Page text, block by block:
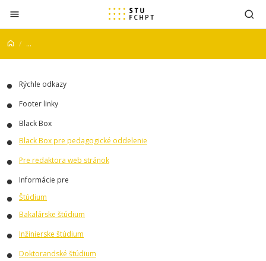
Prejsť na obsah
...
Rýchle odkazy
Footer linky
Black Box
Black Box pre pedagogické oddelenie
Pre redaktora web stránok
Informácie pre
Štúdium
Bakalárske štúdium
Inžinierske štúdium
Doktorandské štúdium